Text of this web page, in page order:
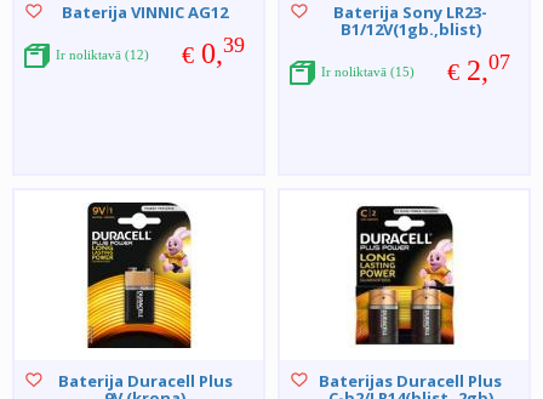
Baterija VINNIC AG12
€ 0,39
Ir noliktavā (12)
Baterija Sony LR23-
B1/12V(1gb.,blist)
€ 2,07
Ir noliktavā (15)
Baterija Duracell Plus Baterijas Duracell Plus